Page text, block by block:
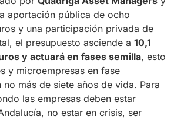
aportación pública de ocho
y una participación privada de
el presupuesto asciende a 10,1
y actuará en fases semilla, esto
y microempresas en fase
no más de siete años de vida. Para
las empresas deben estar
no estar en crisis, ser